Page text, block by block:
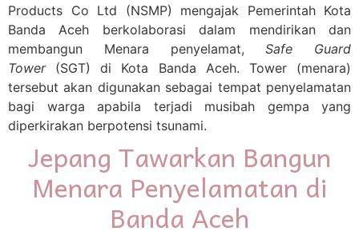
Products Co Ltd (NSMP) mengajak Pemerintah Kota
Banda Aceh berkolaborasi dalam mendirikan dan
membangun Menara penyelamat, Safe Guard
Tower(SGT) di Kota Banda Aceh. Tower (menara)
tersebut akan digunakan sebagai tempat penyelamatan
bagi warga apabila terjadi musibah gempa yang
diperkirakan berpotensi tsunami.
Jepang Tawarkan Bangun
Menara Penyelamatan di
Banda Aceh